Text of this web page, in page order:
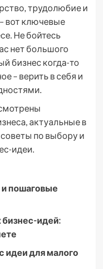
трудолюбие и
вот ключевые
Не бойтесь
нет большого
бизнес когда-то
– верить в себя и
актуальные в
по выбору и
идеи.
и пошаговые
идей:
идеи для малого